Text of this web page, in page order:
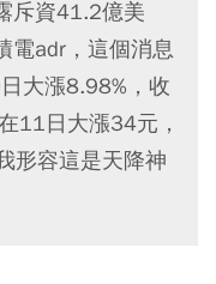
斥資41.2億美
電adr，這個消息
大漲8.98%，收
11日大漲34元，
形容這是天降神